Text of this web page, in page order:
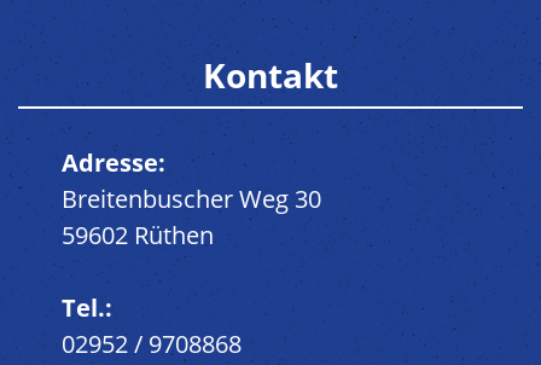
Kontakt
Adresse:
Breitenbuscher Weg 30
59602 Rüthen
Tel.:
02952 / 9708868